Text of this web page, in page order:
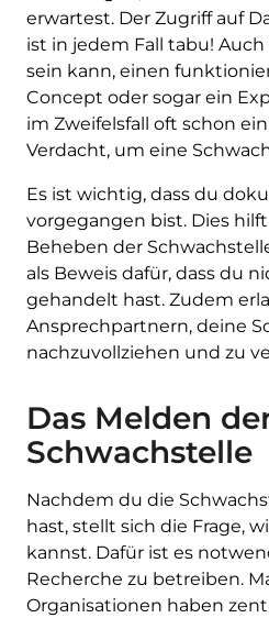
erwartest. Der Zugriff auf
ist in jedem Fall tabu!
sein kann, einen
Concept oder sogar ein
im Zweifelsfall oft schon
Verdacht, um eine
Es ist wichtig, dass du
vorgegangen bist. Dies
Beheben der
als Beweis dafür, dass du
gehandelt hast. Zudem
Ansprechpartnern, deine
nachzuvollziehen und zu
Das Melden
Schwachstelle
Nachdem du die
hast, stellt sich die Frage,
kannst. Dafür ist es
Recherche zu betreiben.
Organisationen haben